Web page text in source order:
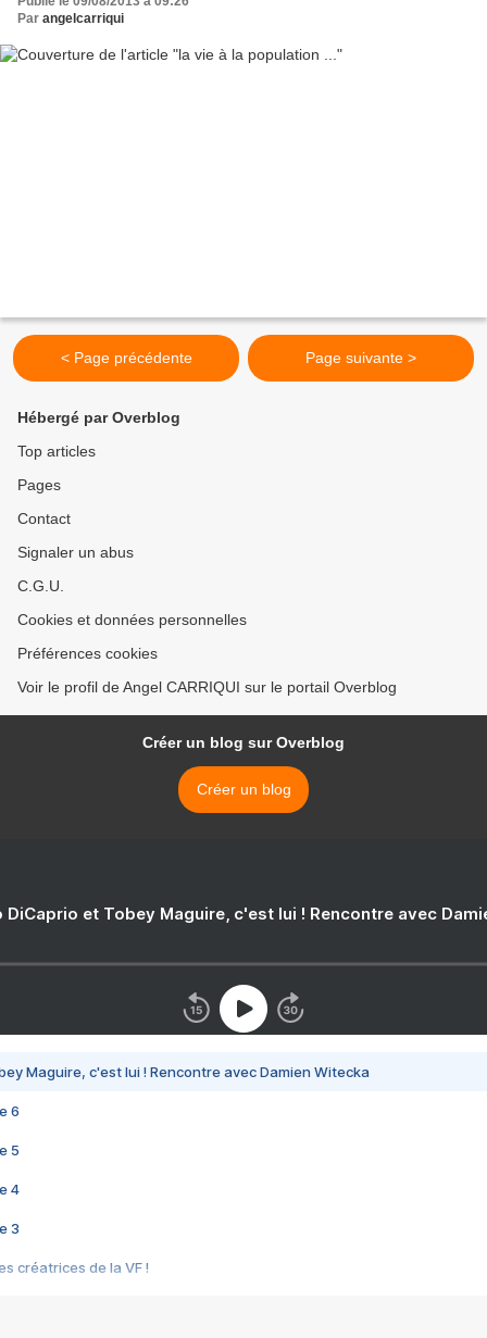
Par angelcarriqui
< Page précédente Page suivante >
Hébergé par Overblog
Top articles
Pages
Contact
Signaler un abus
C.G.U.
Cookies et données personnelles
Préférences cookies
Voir le profil de Angel CARRIQUI sur le portail Overblog
Créer un blog sur Overblog
Créer un blog
DiCaprio et Tobey Maguire, c'est lui ! Rencontre avec
Maguire, c'est lui ! Rencontre avec Damien Witecka
6
5
4
3
créatrices de la VF !